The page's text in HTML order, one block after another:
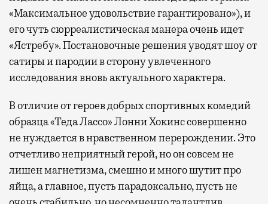
«Максимальное удовольствие гарантировано»), и
его чуть сюрреалистическая манера очень идет
«Ястребу». Постановочные решения уводят шоу от
сатиры и пародии в сторону увлеченного
исследования вновь актуального характера.
В отличие от героев добрых спортивных комедий
образца «Теда Лассо» Лонни Хокинс совершенно
не нуждается в нравственном перерождении. Это
отчетливо неприятный герой, но он совсем не
лишен магнетизма, смешно и много шутит про
яйца, а главное, пусть парадоксально, пусть не